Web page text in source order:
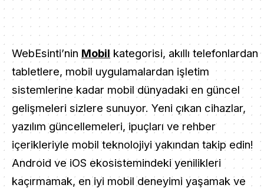
WebEsinti’nin Mobilkategorisi, akıllı telefonlardan
tabletlere, mobil uygulamalardan işletim
sistemlerine kadar mobil dünyadaki en güncel
gelişmeleri sizlere sunuyor. Yeni çıkan cihazlar,
yazılım güncellemeleri, ipuçları ve rehber
içerikleriyle mobil teknolojiyi yakından takip edin!
Android ve iOS ekosistemindeki yenilikleri
kaçırmamak, en iyi mobil deneyimi yaşamak ve